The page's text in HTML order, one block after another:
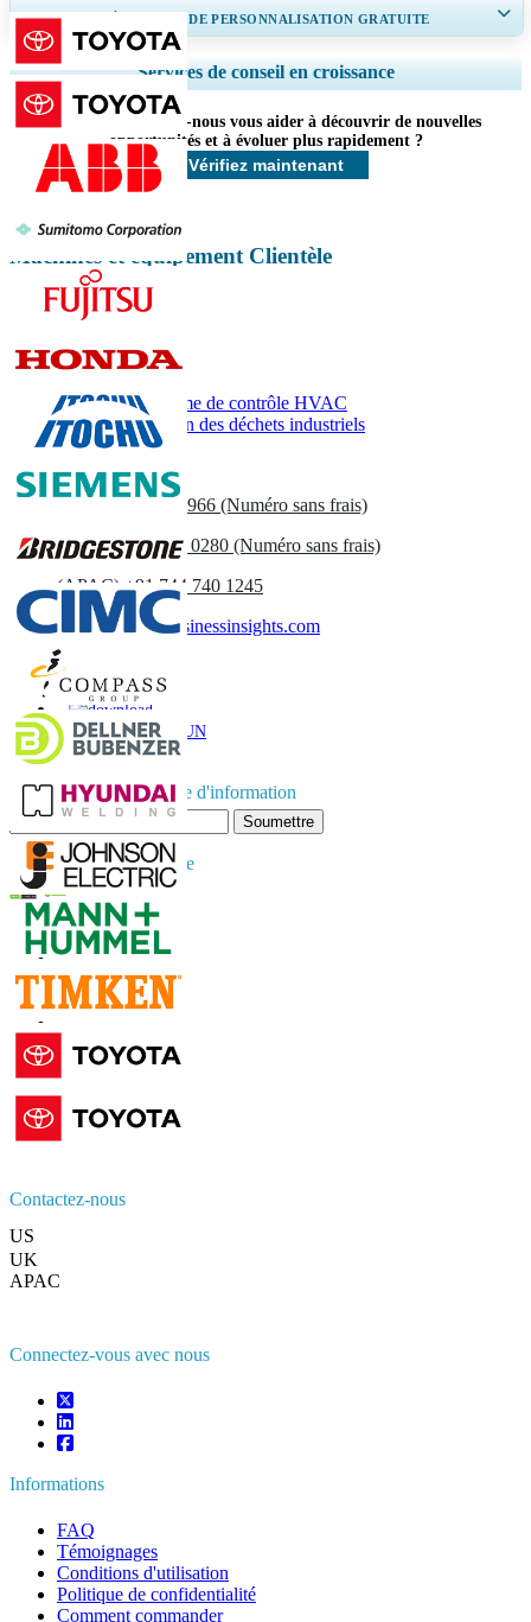
OBTENEZ 30 À 60 DE PERSONNALISATION GRATUITE
Ampliar a cobertura regional e por país, Análise de segmentos, Perfis de
empresas, Benchmarking competitivo, e insights sobre o usuário final.
Personnaliser maintenant
Services de conseil en croissance
Comment pouvons-nous vous aider à découvrir de nouvelles
opportunités et à évoluer plus rapidement ?
Vérifiez maintenant
Machines et équipement Clientèle
Rapports associés
Marché du système de contrôle HVAC
Marché de gestion des déchets industriels
+1 833 909 2966 (Numéro sans frais)
UK+44 808 502 0280 (Numéro sans frais)
(APAC) +91 744 740 1245
sales@fortunebusinessinsights.com
E-mail
TÉLÉCHARGER UN
EXEMPLE
Abonnez-vous à la lettre d'information
Soumettre
Faites confiance en ligne
Contactez-nous
US
UK
APAC
Connectez-vous avec nous
Informations
FAQ
Témoignages
Conditions d'utilisation
Politique de confidentialité
Comment commander